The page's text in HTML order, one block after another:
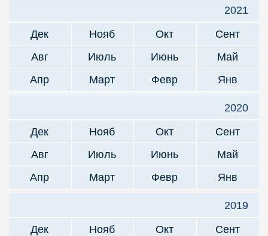
2021
Дек
Нояб Окт
Сент
Авг
Июль Июнь
Май
Апр
Март Февр Янв
2020
Дек
Нояб Окт
Сент
Авг
Июль Июнь
Май
Апр
Март Февр Янв
2019
Дек
Нояб Окт
Сент